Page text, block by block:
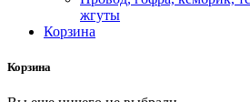
жгуты
Корзина
Корзина